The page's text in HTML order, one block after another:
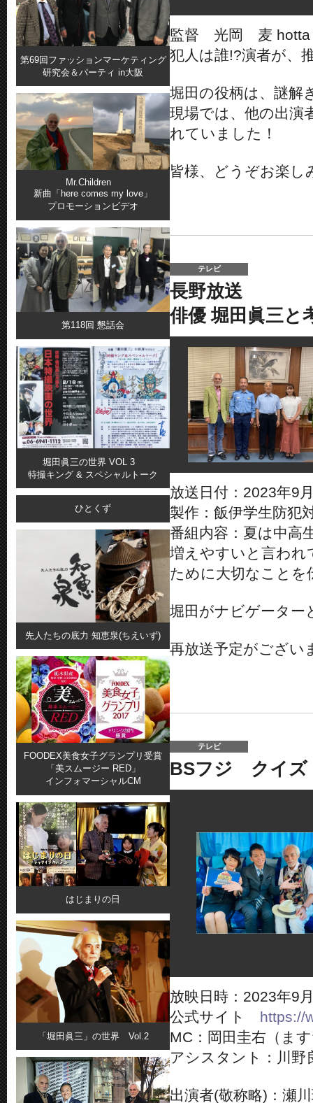
第69回ファッションマーケティング
研究会＆パーティ in大阪
Mr.Children
新曲「here comes my love」
プロモーションビデオ
第118回 懇話会
堀田眞三の世界 VOL 3
特撮キング & スペシャルトーク
ひとくず
先人たちの底力 知恵泉(ちえいず)
FOODEX美食女子グランプリ受賞
「美スムージー RED」
インフォマーシャルCM
はじまりの日
「堀田眞三」の世界 Vol.2
監督 光岡 麦 hotta
犯人は誰!?演者が、
堀田の役柄は、謎解
現場では、他の出演
れていました！
皆様、どうぞお楽
テレビ
長野放送
俳優 堀田眞三
放送日付：2023年9
製作：飯伊学生防犯
番組内容：夏は中高
増えやすいと言われ
ために大切なことを
堀田がナビゲーター
再放送予定がござい
テレビ
BSフジ クイズ
放映日時：2023年9
公式サイト https://
MC：岡田圭右（ま
アシスタント：川野
出演者(敬称略)：瀬